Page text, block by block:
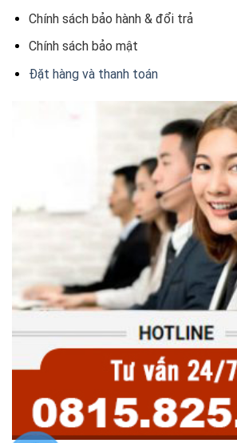
Chính sách bảo hành & đổi trả
Chính sách bảo mật
Đặt hàng và thanh toán